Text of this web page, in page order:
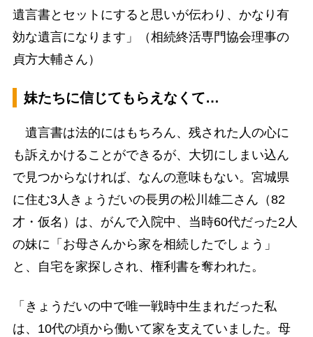
遺言書とセットにすると思いが伝わり、かなり有
効な遺言になります」（相続終活専門協会理事の
貞方大輔さん）
妹たちに信じてもらえなくて…
遺言書は法的にはもちろん、残された人の心に
も訴えかけることができるが、大切にしまい込ん
で見つからなければ、なんの意味もない。宮城県
に住む3人きょうだいの長男の松川雄二さん（82
才・仮名）は、がんで入院中、当時60代だった2人
の妹に「お母さんから家を相続したでしょう」
と、自宅を家探しされ、権利書を奪われた。
「きょうだいの中で唯一戦時中生まれだった私
は、10代の頃から働いて家を支えていました。母